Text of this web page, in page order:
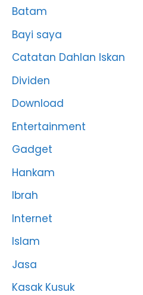
Batam
Bayi saya
Catatan Dahlan Iskan
Dividen
Download
Entertainment
Gadget
Hankam
Ibrah
Internet
Islam
Jasa
Kasak Kusuk